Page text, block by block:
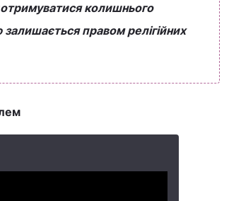
колишнього
правом релігійних